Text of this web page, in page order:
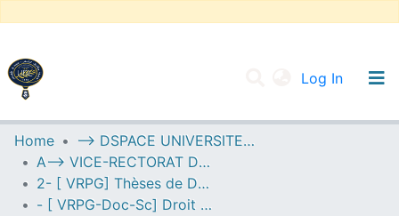
Log In
UNIVERSITY OF D.L SIDI BEL ABBES
Communities & Collections
All of DSpace
Home
--> DSPACE UNIVERSITE DJILALLI LIABES DE SIDI BEL ABBES
A--> VICE-RECTORAT DE LA POST-GRADUATION
2- [ VRPG] Thèses de Doctorat en Sciences
- [ VRPG-Doc-Sc] Droit privé --- قانون خاص